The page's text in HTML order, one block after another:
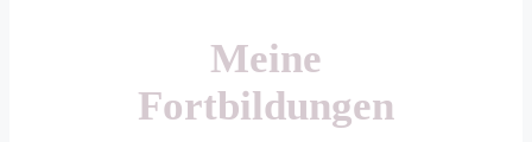
Meine
Fortbildungen